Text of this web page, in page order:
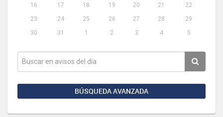
16
17 18 19 20 21
22
23
24 25 26 27 28
29
30
31 1 2 3 4 5
BÚSQUEDA AVANZADA